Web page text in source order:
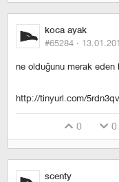
koca ayak
#65284 ·
ne olduğunu merak eden
http://tinyurl.com/5rdn3qv
0 0
scenty